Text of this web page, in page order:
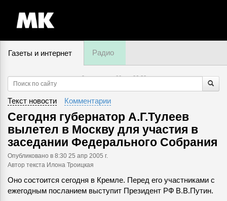
Газеты и интернет Радио
9 августа, суббота,06:30
Текст новости Комментарии
Сегодня губернатор А.Г.Тулеев
вылетел в Москву для участия в
заседании Федерального Собрания
Опубликовано в 8:30 25 апр 2005 г.
Автор текста Илона Троицкая
Оно состоится сегодня в Кремле. Перед его участниками с
ежегодным посланием выступит Президент РФ В.В.Путин.